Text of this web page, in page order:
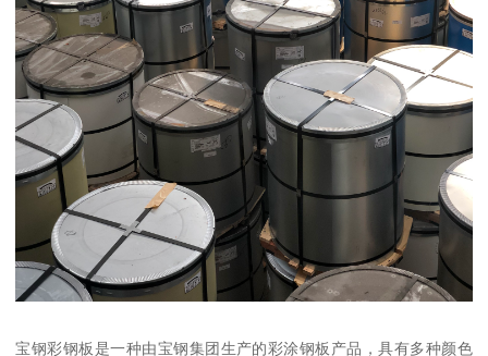
宝钢彩钢板是一种由宝钢集团生产的彩涂钢板产品，具有多种颜色